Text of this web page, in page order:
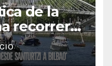
de la
recorrerá
con siete